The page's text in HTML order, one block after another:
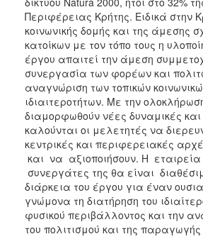
Περιφέρειας Κρήτης. Ειδικά στην
κοινωνικής δομής και της άμεσης
κατοίκων με τον τόπο τους η
έργου απαιτεί την άμεση
συνεργασία των φορέων και
αναγνώριση των τοπικών
ιδιαιτεροτήτων. Με την
διαμορφωθούν νέες δυναμικές και
καλούνται οι μελετητές να
κεντρικές και περιφερειακές
και να αξιοποιήσουν. Η
συνεργάτες της θα είναι
διάρκεια του έργου για έναν
γνώμονα τη διατήρηση του
φυσικού περιβάλλοντος και την
του πολιτισμού και της παραγωγής